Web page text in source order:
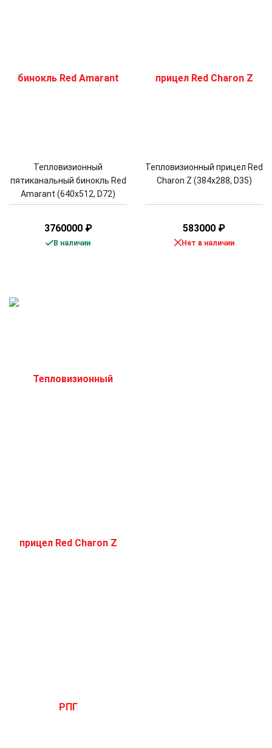
Тепловизионный
пятиканальный бинокль Red
Amarant (640x512, D72)
3760000 ₽
В наличии
Тепловизионный прицел Red
Charon Z (384x288, D35)
583000 ₽
Нет в наличии